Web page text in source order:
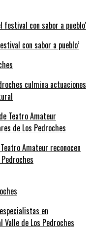
con sabor a pueblo’
culmina actuaciones
Amateur reconocen
en
de Los Pedroches